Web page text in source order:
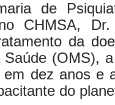
de
CHMSA,
da
(OMS),
em dez anos e
do